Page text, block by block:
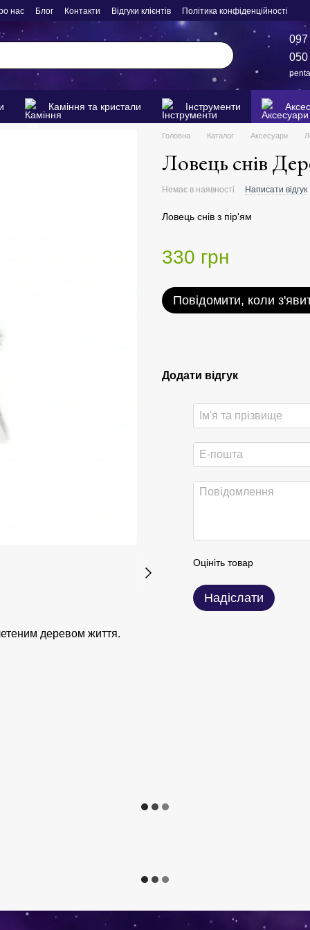
нас Блог Контакти Відгуки клієнтів Політика конфіденційності
097
050
Каміння та кристали Інструменти
деревом життя.
Головна Каталог Аксесуари
Ловець снів
Немає в наявності Написати відгук
Ловець снів з пір'ям
330 грн
Повідомити, коли
Додати відгук
Оцініть товар
Надіслати